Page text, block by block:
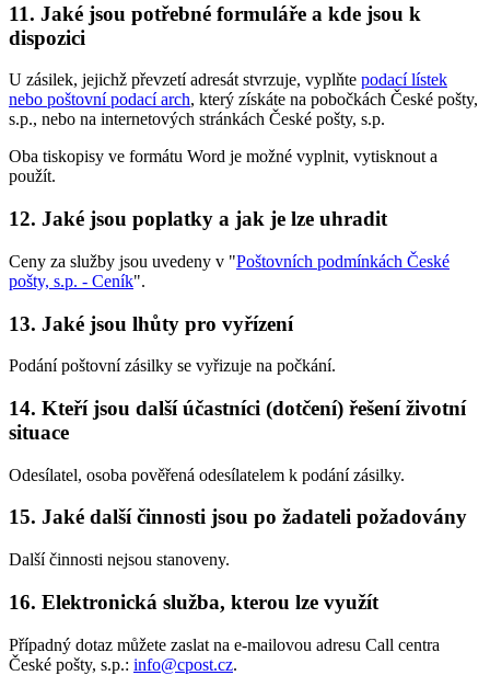
11. Jaké jsou potřebné formuláře a kde jsou k
dispozici
U zásilek, jejichž převzetí adresát stvrzuje, vyplňte podací lístek
nebo poštovní podací arch, který získáte na pobočkách České pošty,
s.p., nebo na internetových stránkách České pošty, s.p.
Oba tiskopisy ve formátu Word je možné vyplnit, vytisknout a
použít.
12. Jaké jsou poplatky a jak je lze uhradit
Ceny za služby jsou uvedeny v "Poštovních podmínkách České
pošty, s.p. - Ceník".
13. Jaké jsou lhůty pro vyřízení
Podání poštovní zásilky se vyřizuje na počkání.
14. Kteří jsou další účastníci (dotčení) řešení životní
situace
Odesílatel, osoba pověřená odesílatelem k podání zásilky.
15. Jaké další činnosti jsou po žadateli požadovány
Další činnosti nejsou stanoveny.
16. Elektronická služba, kterou lze využít
Případný dotaz můžete zaslat na e-mailovou adresu Call centra
České pošty, s.p.: info@cpost.cz.